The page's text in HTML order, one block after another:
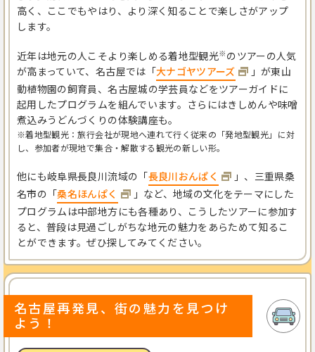
高く、ここでもやはり、より深く知ることで楽しさがアップ
します。
近年は地元の人こそより楽しめる着地型観光※ のツアーの人気
が高まっていて、 名古屋では「大ナゴヤツアーズ
」が東山
動植物園の飼育員、名古屋城の学芸員などをツアーガイドに
起用したプログラムを組んでいます。さらにはきしめんや味噌
煮込みうどんづくりの体験講座も。
※着地型観光：旅行会社が現地へ連れて行く従来の「発地型観光」に対
し、参加者が現地で集合・解散する観光の新しい形。
他にも岐阜県長良川流域の「長良川おんぱく
」、三重県桑
名市の「桑名ほんぱく
」など、地域の文化をテーマにした
プログラムは中部地方にも各種あり、こうしたツアーに参加す
ると、普段は見過ごしがちな地元の魅力をあらためて知るこ
とができます。ぜひ探してみてください。
名古屋再発見、街の魅力を見つけ
よう！